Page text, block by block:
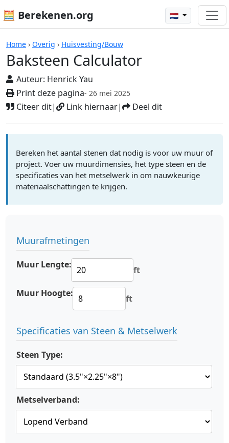
🧮 Berekenen.org 🇳🇱
Home › Overig › Huisvesting/Bouw
Baksteen Calculator
Auteur: Henrick Yau
Print deze pagina- 26 mei 2025
Citeer dit| Link hiernaar| Deel dit
Rekenmachines
Bereken het aantal stenen dat nodig is voor uw muur of
project. Voer uw muurdimensies, het type steen en de
specificaties van het metselwerk in om nauwkeurige
materiaalschattingen te krijgen.
Muurafmetingen
Muur Lengte: ft
Muur Hoogte: ft
Specificaties van Steen & Metselwerk
Steen Type:
Metselverband: